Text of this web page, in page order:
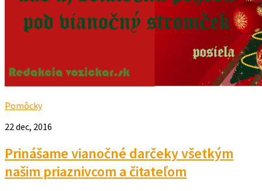
Pomôcky
22 dec, 2016
Prinášame vianočné darčeky všetkým
našim priaznivcom a čitateľom